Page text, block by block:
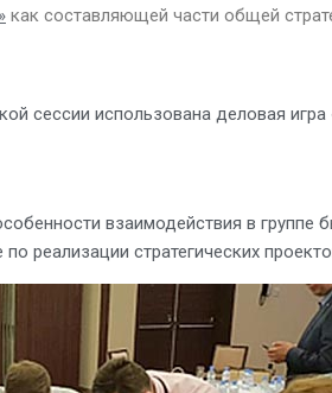
как составляющей части общей
сессии использована деловая
взаимодействия в
реализации стратегических